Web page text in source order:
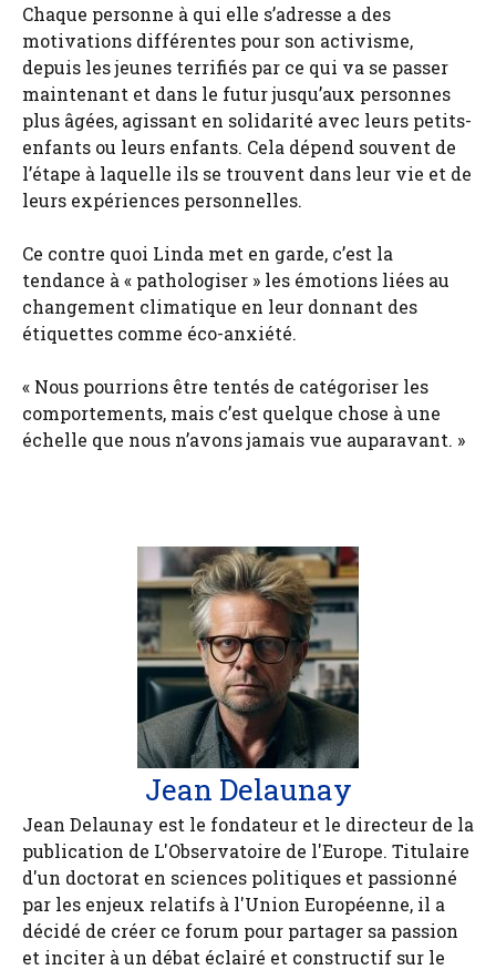
Chaque personne à qui elle s’adresse a des
motivations différentes pour son activisme,
depuis les jeunes terrifiés par ce qui va se passer
maintenant et dans le futur jusqu’aux personnes
plus âgées, agissant en solidarité avec leurs petits-
enfants ou leurs enfants. Cela dépend souvent de
l’étape à laquelle ils se trouvent dans leur vie et de
leurs expériences personnelles.
Ce contre quoi Linda met en garde, c’est la
tendance à « pathologiser » les émotions liées au
changement climatique en leur donnant des
étiquettes comme éco-anxiété.
« Nous pourrions être tentés de catégoriser les
comportements, mais c’est quelque chose à une
échelle que nous n’avons jamais vue auparavant. »
Jean Delaunay
Jean Delaunay est le fondateur et le directeur de la
publication de L'Observatoire de l'Europe. Titulaire
d'un doctorat en sciences politiques et passionné
par les enjeux relatifs à l'Union Européenne, il a
décidé de créer ce forum pour partager sa passion
et inciter à un débat éclairé et constructif sur le